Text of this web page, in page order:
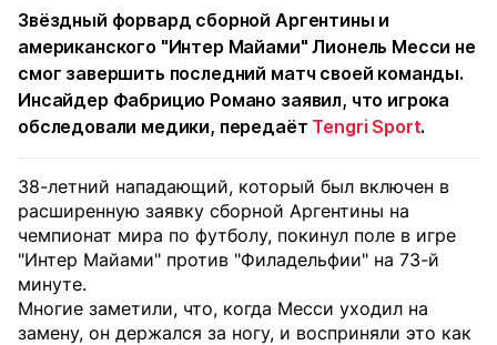
Звёздный форвард сборной Аргентины и
американского "Интер Майами" Лионель Месси не
смог завершить последний матч своей команды.
Инсайдер Фабрицио Романо заявил, что игрока
обследовали медики, передаёт Tengri Sport.
38-летний нападающий, который был включен в
расширенную заявку сборной Аргентины на
чемпионат мира по футболу, покинул поле в игре
"Интер Майами" против "Филадельфии" на 73-й
минуте.
Многие заметили, что, когда Месси уходил на
замену, он держался за ногу, и восприняли это как